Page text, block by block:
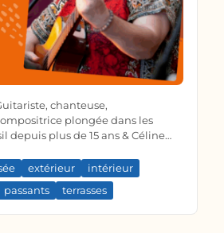
chanteuse,
plongée dans les
depuis plus de 15 ans & Céline
extérieur
intérieur
passants terrasses